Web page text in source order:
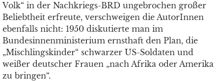
Volk“ in der Nachkriegs-BRD ungebrochen großer
Beliebtheit erfreute, verschweigen die AutorInnen
ebenfalls nicht: 1950 diskutierte man im
Bundesinnenministerium ernsthaft den Plan, die
„Mischlingskinder“ schwarzer US-Soldaten und
weißer deutscher Frauen „nach Afrika oder Amerika
zu bringen“.